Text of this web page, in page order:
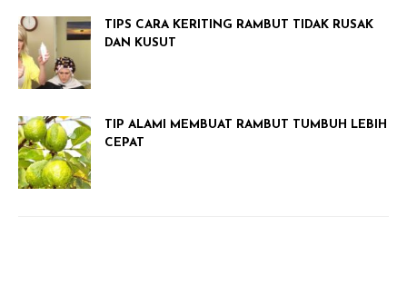
TIPS CARA KERITING RAMBUT TIDAK RUSAK
DAN KUSUT
TIP ALAMI MEMBUAT RAMBUT TUMBUH LEBIH
CEPAT